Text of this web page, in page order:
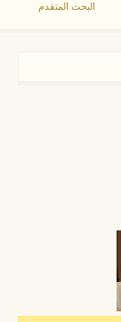
البحث المتقدم